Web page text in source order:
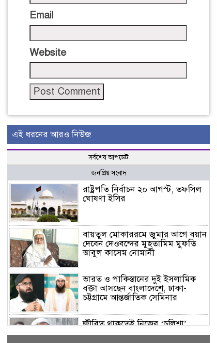
Email
Website
এই ধরনের আরও নিউজ
সর্বশেষ আপডেট
জনপ্রিয় সংবাদ
রাষ্ট্রপতি নির্বাচন ২০ আগস্ট, তফসিল
ঘোষণা ইসির
বায়তুল মোকাররমে জুমার আগে বয়ান
দেবেন দেওবন্দের মুহতামিম মুফতি
আবুল কাসেম নোমানী
ভারত ও পাকিস্তানের দুই ইসলামিক
বক্তা আসছেন বাংলাদেশে, ঢাকা-
চট্টগ্রামে আন্তর্জাতিক সেমিনার
জীবিত থাকতেই নিজের ‘চল্লিশা’
করলেন বৃদ্ধ, খেলেন ২ হাজার মানুষ